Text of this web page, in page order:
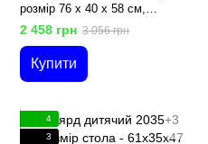
розмір 76 х 40 х 58 см,
трикутник, щіточка, крейда
2 458 грн 3 056 грн
Купити
4
3